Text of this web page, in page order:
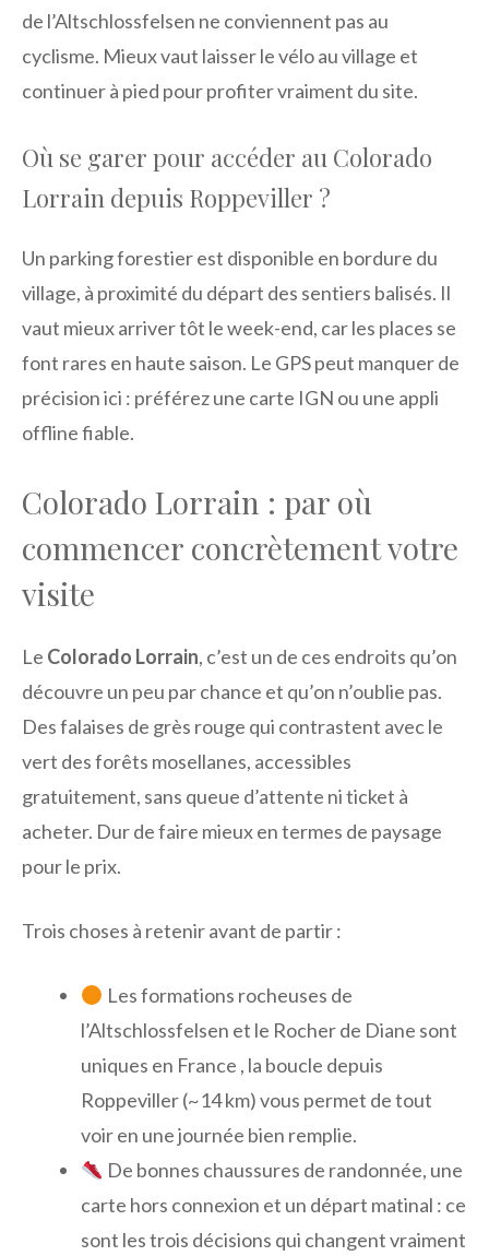
de l’Altschlossfelsen ne conviennent pas au
cyclisme. Mieux vaut laisser le vélo au village et
continuer à pied pour profiter vraiment du site.
Où se garer pour accéder au Colorado
Lorrain depuis Roppeviller ?
Un parking forestier est disponible en bordure du
village, à proximité du départ des sentiers balisés. Il
vaut mieux arriver tôt le week-end, car les places se
font rares en haute saison. Le GPS peut manquer de
précision ici : préférez une carte IGN ou une appli
offline fiable.
Colorado Lorrain : par où
commencer concrètement votre
visite
Le Colorado Lorrain, c’est un de ces endroits qu’on
découvre un peu par chance et qu’on n’oublie pas.
Des falaises de grès rouge qui contrastent avec le
vert des forêts mosellanes, accessibles
gratuitement, sans queue d’attente ni ticket à
acheter. Dur de faire mieux en termes de paysage
pour le prix.
Trois choses à retenir avant de partir :
Les formations rocheuses de
l’Altschlossfelsen et le Rocher de Diane sont
uniques en France , la boucle depuis
Roppeviller (~14 km) vous permet de tout
voir en une journée bien remplie.
De bonnes chaussures de randonnée, une
carte hors connexion et un départ matinal : ce
sont les trois décisions qui changent vraiment